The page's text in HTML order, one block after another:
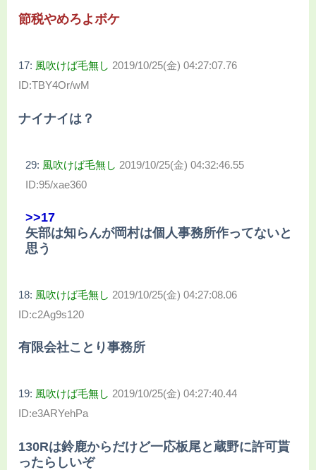
節税やめろよボケ
17: 風吹けば毛無し 2019/10/25(金) 04:27:07.76
ID:TBY4Or/wM
ナイナイは？
29: 風吹けば毛無し 2019/10/25(金) 04:32:46.55
ID:95/xae360
>>17
矢部は知らんが岡村は個人事務所作ってないと
思う
18: 風吹けば毛無し 2019/10/25(金) 04:27:08.06
ID:c2Ag9s120
有限会社ことり事務所
19: 風吹けば毛無し 2019/10/25(金) 04:27:40.44
ID:e3ARYehPa
130Rは鈴鹿からだけど一応板尾と蔵野に許可貰
ったらしいぞ